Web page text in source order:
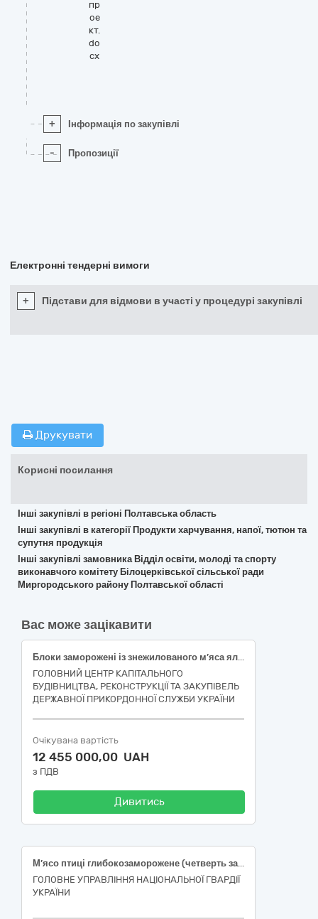
пр
ое
кт.
do
cx
+ Інформація по закупівлі
- Пропозиції
Електронні тендерні вимоги
+ Підстави для відмови в участі у процедурі закупівлі
Друкувати
Корисні посилання
Інші закупівлі в регіоні Полтавська область
Інші закупівлі в категорії Продукти харчування, напої, тютюн та
супутня продукція
Інші закупівлі замовника Відділ освіти, молоді та спорту
виконавчого комітету Білоцерківської сільської ради
Миргородського району Полтавської області
Вас може зацікавити
Блоки заморожені із знежилованого м’яса яловичини 1 сорту
ГОЛОВНИЙ ЦЕНТР КАПІТАЛЬНОГО
БУДІВНИЦТВА, РЕКОНСТРУКЦІЇ ТА ЗАКУПІВЕЛЬ
ДЕРЖАВНОЇ ПРИКОРДОННОЇ СЛУЖБИ УКРАЇНИ
Очікувана вартість
12 455 000,00 UAH
з ПДВ
Дивитись
М’ясо птиці глибокозаморожене (четверть задня)
ГОЛОВНЕ УПРАВЛІННЯ НАЦІОНАЛЬНОЇ ГВАРДІЇ
УКРАЇНИ